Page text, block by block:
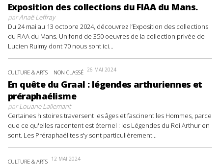
Exposition des collections du FIAA du Mans.
parAnaë Leffray
Du 24 mai au 13 octobre 2024, découvrez l’Exposition des collections
du FIAA du Mans. Un fond de 350 oeuvres de la collection privée de
Lucien Ruimy dont 70 nous sont ici...
CULTURE & ARTS NON CLASSÉ 26 MAI 2024
En quête du Graal : légendes arthuriennes et
préraphaélisme
parLouane Lallemant
Certaines histoires traversent les âges et fascinent les Hommes, parce
que ce qu'elles racontent est éternel : les Légendes du Roi Arthur en
sont. Les Préraphaélites s'y sont particulièrement...
CULTURE & ARTS 12 MAI 2024